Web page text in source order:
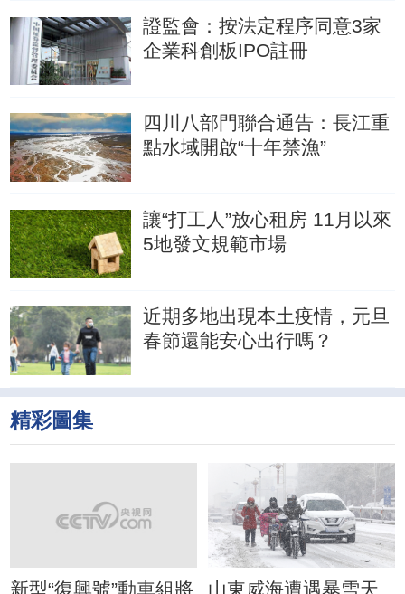
證監會：按法定程序同意3家
企業科創板IPO註冊
四川八部門聯合通告：長江重
點水域開啟“十年禁漁”
讓“打工人”放心租房 11月以來
5地發文規範市場
近期多地出現本土疫情，元旦
春節還能安心出行嗎？
精彩圖集
新型“復興號”動車組將 山東威海遭遇暴雪天